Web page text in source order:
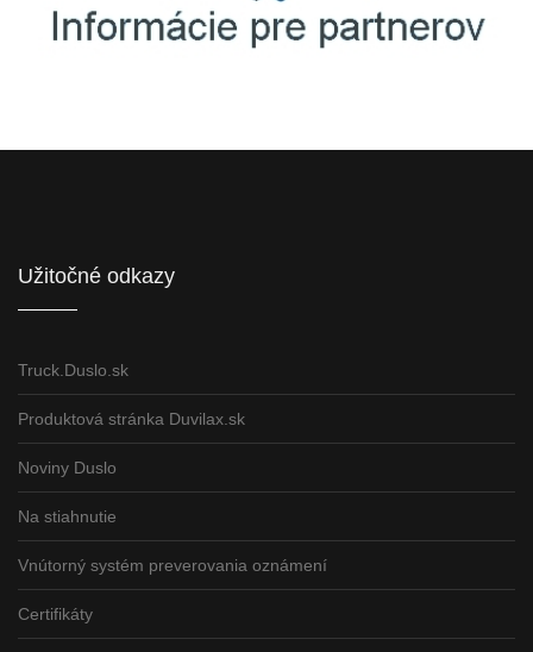
Užitočné odkazy
Truck.Duslo.sk
Produktová stránka Duvilax.sk
Noviny Duslo
Na stiahnutie
Vnútorný systém preverovania oznámení
Certifikáty